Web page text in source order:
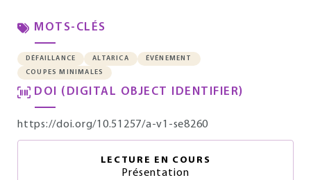
MOTS-CLÉS
DÉFAILLANCE ALTARICA
ÉVÉNEMENT
COUPES MINIMALES
DOI (DIGITAL OBJECT IDENTIFIER)
https://doi.org/10.51257/a-v1-se8260
LECTURE EN COURS
Présentation